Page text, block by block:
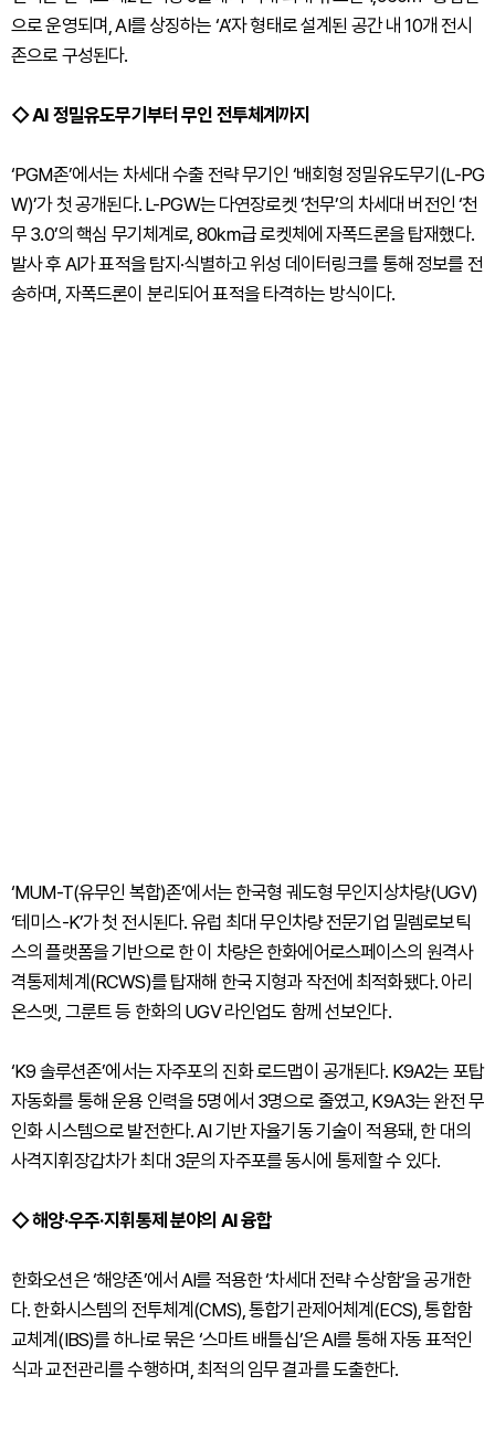
으로 운영되며, AI를 상징하는 ‘A’자 형태로 설계된 공간 내 10개 전시
존으로 구성된다.
◇ AI 정밀유도무기부터 무인 전투체계까지
‘PGM존’에서는 차세대 수출 전략 무기인 ‘배회형 정밀유도무기(L-PG
W)’가 첫 공개된다. L-PGW는 다연장로켓 ‘천무’의 차세대 버전인 ‘천
무 3.0’의 핵심 무기체계로, 80㎞급 로켓체에 자폭드론을 탑재했다.
발사 후 AI가 표적을 탐지·식별하고 위성 데이터링크를 통해 정보를 전
송하며, 자폭드론이 분리되어 표적을 타격하는 방식이다.
‘MUM-T(유무인 복합)존’에서는 한국형 궤도형 무인지상차량(UGV)
‘테미스-K’가 첫 전시된다. 유럽 최대 무인차량 전문기업 밀렘로보틱
스의 플랫폼을 기반으로 한 이 차량은 한화에어로스페이스의 원격사
격통제체계(RCWS)를 탑재해 한국 지형과 작전에 최적화됐다. 아리
온스멧, 그룬트 등 한화의 UGV 라인업도 함께 선보인다.
‘K9 솔루션존’에서는 자주포의 진화 로드맵이 공개된다. K9A2는 포탑
자동화를 통해 운용 인력을 5명에서 3명으로 줄였고, K9A3는 완전 무
인화 시스템으로 발전한다. AI 기반 자율기동 기술이 적용돼, 한 대의
사격지휘장갑차가 최대 3문의 자주포를 동시에 통제할 수 있다.
◇ 해양·우주·지휘통제 분야의 AI 융합
한화오션은 ‘해양존’에서 AI를 적용한 ‘차세대 전략 수상함’을 공개한
다. 한화시스템의 전투체계(CMS), 통합기관제어체계(ECS), 통합함
교체계(IBS)를 하나로 묶은 ‘스마트 배틀십’은 AI를 통해 자동 표적인
식과 교전관리를 수행하며, 최적의 임무 결과를 도출한다.